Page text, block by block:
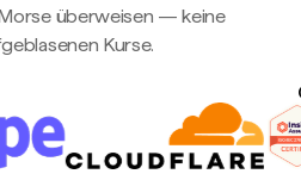
überweisen — keine
Kurse.